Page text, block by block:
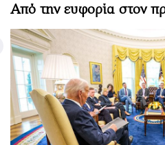
Από την ευφορία στον